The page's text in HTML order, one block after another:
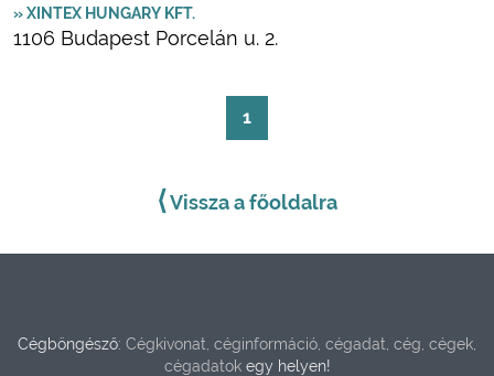
» XINTEX HUNGARY KFT.
1106 Budapest Porcelán u. 2.
1
⟨Vissza a főoldalra
Cégböngésző: Cégkivonat, céginformáció, cégadat, cég, cégek,
cégadatokegy helyen!